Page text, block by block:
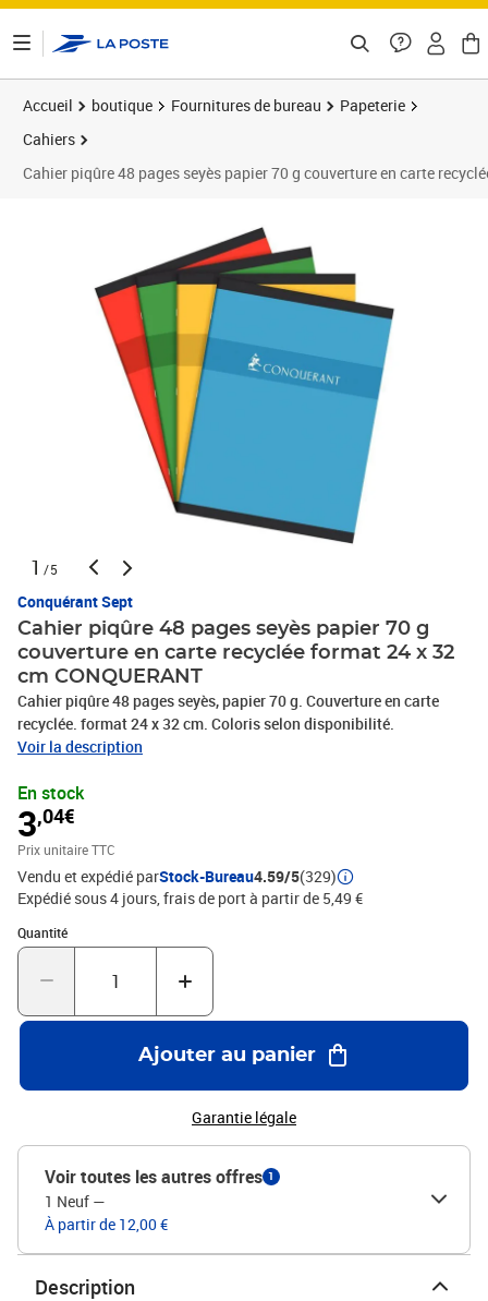
Accueil boutique Fournitures de bureau
Papeterie
Cahiers
Cahier piqûre 48 pages seyès papier 70 g couverture en carte
1 /5
Conquérant Sept
Cahier piqûre 48 pages seyès papier 70 g
couverture en carte recyclée format 24 x 32
cm CONQUERANT
Cahier piqûre 48 pages seyès, papier 70 g. Couverture en carte
recyclée. format 24 x 32 cm. Coloris selon disponibilité.
Voir la description
En stock
3,04€
Prix unitaire TTC
Vendu et expédié parStock-Bureau4.59/5(329)
Expédié sous 4 jours, frais de port à partir de 5,49 €
Quantité
Quantité : 1
Ajouter au panier
Garantie légale
Voir toutes les autres offres 1
1 Neuf —
À partir de 12,00 €
Description